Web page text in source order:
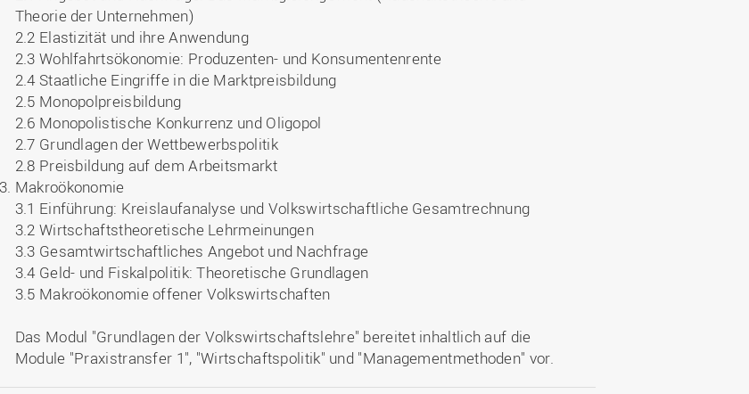
Theorie der Unternehmen)
2.2 Elastizität und ihre Anwendung
2.3 Wohlfahrtsökonomie: Produzenten- und Konsumentenrente
2.4 Staatliche Eingriffe in die Marktpreisbildung
2.5 Monopolpreisbildung
2.6 Monopolistische Konkurrenz und Oligopol
2.7 Grundlagen der Wettbewerbspolitik
2.8 Preisbildung auf dem Arbeitsmarkt
Makroökonomie
3.1 Einführung: Kreislaufanalyse und Volkswirtschaftliche Gesamtrechnung
3.2 Wirtschaftstheoretische Lehrmeinungen
3.3 Gesamtwirtschaftliches Angebot und Nachfrage
3.4 Geld- und Fiskalpolitik: Theoretische Grundlagen
3.5 Makroökonomie offener Volkswirtschaften
Das Modul "Grundlagen der Volkswirtschaftslehre" bereitet inhaltlich auf die
Module "Praxistransfer 1", "Wirtschaftspolitik" und "Managementmethoden" vor.